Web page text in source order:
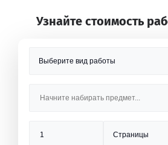
Узнайте стоимость